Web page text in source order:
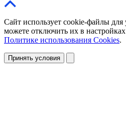
Сайт использует cookie-файлы для
можете отключить их в
Политике использования Cookies.
Принять условия